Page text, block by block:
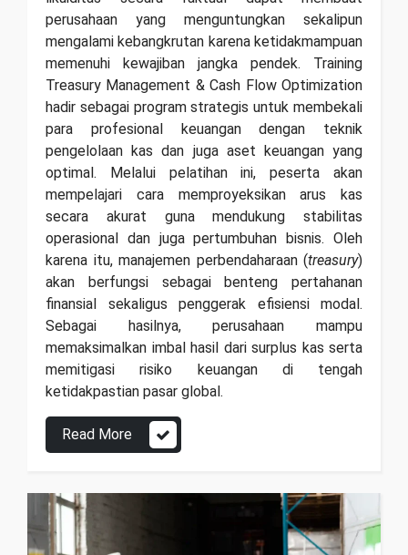
perusahaan yang menguntungkan sekalipun
mengalami kebangkrutan karena ketidakmampuan
memenuhi kewajiban jangka pendek. Training
Treasury Management & Cash Flow Optimization
hadir sebagaiprogram strategis untuk membekali
para profesional keuangan dengan teknik
pengelolaan kas dan juga aset keuangan yang
optimal. Melaluipelatihan ini, peserta akan
mempelajari cara memproyeksikan arus kas
secara akurat guna mendukung stabilitas
operasional dan juga pertumbuhan bisnis. Oleh
karena itu, manajemen perbendaharaan (treasury)
akan berfungsi sebagai benteng pertahanan
finansial sekaligus penggerak efisiensi modal.
Sebagai hasilnya, perusahaan mampu
memaksimalkan imbal hasil dari surplus kas serta
memitigasi risiko keuangan di tengah
ketidakpastian pasar global.
Read More